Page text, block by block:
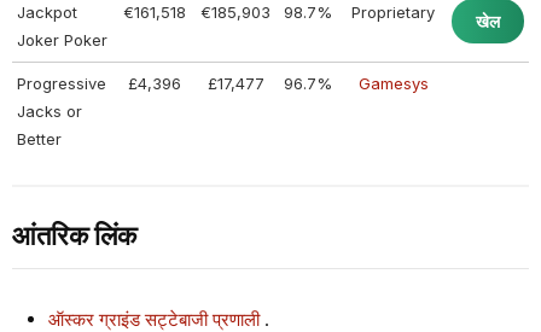
Jackpot
Joker Poker
€161,518 €185,903 98.7% Proprietary खेल
Progressive
Jacks or
Better
£4,396 £17,477 96.7% Gamesys
आंतरिक लिंक
ऑस्कर ग्राइंड सट्टेबाजी प्रणाली.